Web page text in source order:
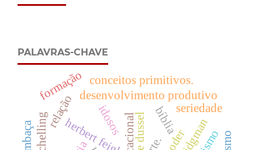
PALAVRAS-CHAVE
herbert feigl bíblia
relação desenvolvimento produtivo
formação conceitos primitivos.
idosos
schelling
seriedade